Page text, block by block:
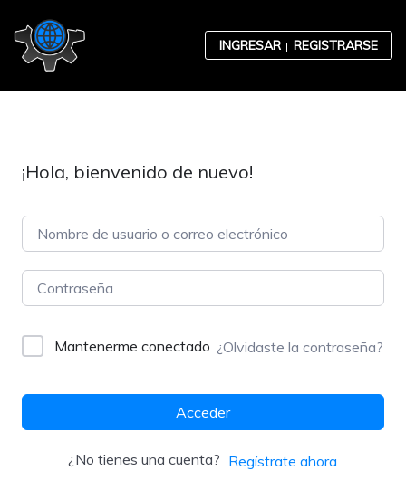
INGRESAR REGISTRARSE
Contabilidad
Desarrollo Organizacional
¡Hola, bienvenido de nuevo!
Mantenerme conectado ¿Olvidaste la contraseña?
Acceder
¿No tienes una cuenta? Regístrate ahora